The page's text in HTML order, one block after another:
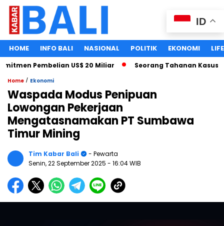
HOME INFO BALI NASIONAL POLITIK EKONOMI
Pembelian US$ 20 Miliar Seorang Tahanan Kasus
Home / Ekonomi
Waspada Modus Penipuan
Lowongan Pekerjaan
Mengatasnamakan PT Sumbawa
Timur Mining
Tim Kabar Bali
- Pewarta
Senin, 22 September 2025 - 16:04 WIB
ID